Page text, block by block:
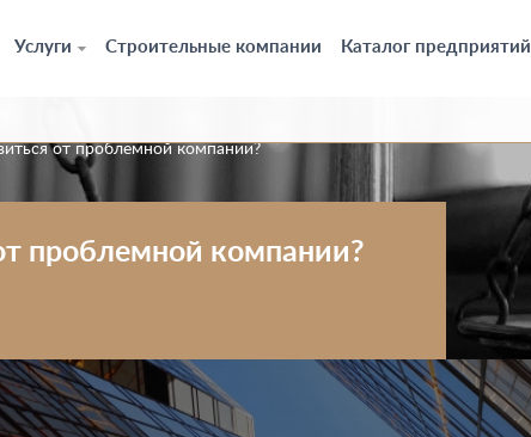
Услуги Строительные компании Каталог предприятий
от проблемной компании?
проблемной компании?